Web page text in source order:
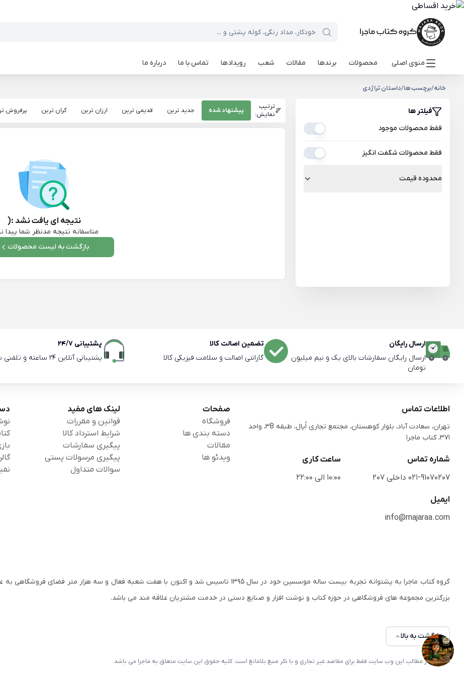
منوی اصلی محصولات برندها مقالات شعب رویدادها تماس با ما درباره ما
خانه/برچسب ها/داستان تراژدی
فیلتر ها
فقط محصولات موجود
فقط محصولات شگفت انگیز
محدوده قیمت
ترتیب
نمایش:
پیشنهاد شده جدید ترین قدیمی ترین ارزان ترین گران ترین پرفروش
نتیجه ای یافت نشد :(
متاسفانه نتیجه مدنظر شما پیدا
بازگشت به لیست محصولات
ارسال رایگان
ارسال رایگان سفارشات بالای یک و نیم میلیون
تومان
تضمین اصالت کالا
گارانتی اصالت و سلامت فیزیکی کالا
پشتیبانی 24/7
پشتیبانی آنلاین 24 ساعته و تلفنی ساعات اداری
اطلاعات تماس
تهران، سعادت آباد، بلوار کوهستان، مجتمع تجاری اُپال، طبقه 3B، واحد
371، کتاب ماجرا
شماره تماس
021-91070207 داخلی 207
ساعت کاری
10:00 الی 22:00
ایمیل
info@majaraa.com
صفحات
فروشگاه
دسته بندی ها
مقالات
ویدئو ها
لینک های مفید
قوانین و مقررات
شرایط استرداد کالا
پیگیری سفارشات
پیگیری مرسولات پستی
سوالات متداول
گروه کتاب ماجرا به پشتوانه تجربه بیست ساله موسسین خود در سال ۱۳۹۵ تاسیس شد و اکنون با هفت شعبه فعال و سه هزار متر فضای
بزرگترین مجموعه های فروشگاهی در حوزه کتاب و نوشت افزار و صنایع دستی در خدمت مشتریان علاقه مند می باشد.
بازگشت به بالا
استفاده از مطالب این وب سایت فقط برای مقاصد غیر تجاری و با ذکر منبع بلامانع است. کلیه حقوق این سایت متعلق به ماجرا می باشد.